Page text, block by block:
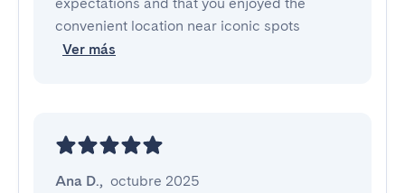
convenient location near iconic spots
Ver más
Ana D., octubre 2025